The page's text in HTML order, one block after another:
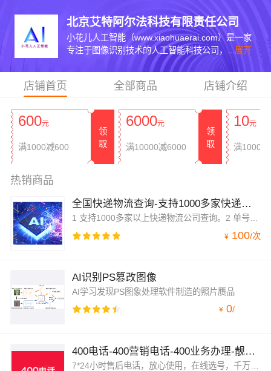
北京艾特阿尔法科技有限责任公司
小花儿人工智能（www.xiaohuaerai.com）是一家
专注于图像识别技术的人工智能科技公司，... 展开
店铺首页 全部商品 店铺介绍
600元
满1000减600
领
取
6000元
满10000减6000
领
取
10元
满1000
热销商品
全国快递物流查询-支持1000多家快递公司-快递物流查询-快递查询-单号查询
1 支持1000多家以上快递物流公司查询。2 单号自动识别。3 接口稳定，高效。4 系统由工程师定期维护。
¥ 100/次
AI识别PS篡改图像
AI学习发现PS图象处理软件制造的照片赝品
¥ 0/
400电话-400营销电话-400业务办理-靓号大全-400电话受理中心-400电话服务-400电话申请-400电话优惠活动
7*24小时售后电话，放心使用，在线选号，千万号码任意选。400电话，【0月租0开户费】，助力中小企业营销！400电话又称“全国统一接入码业务”，体现企业用户至上服务意识，也是企业信誉和实力的象征，您值得拥有！400电话受理中心。（具体套餐请看下边的 产品说明)